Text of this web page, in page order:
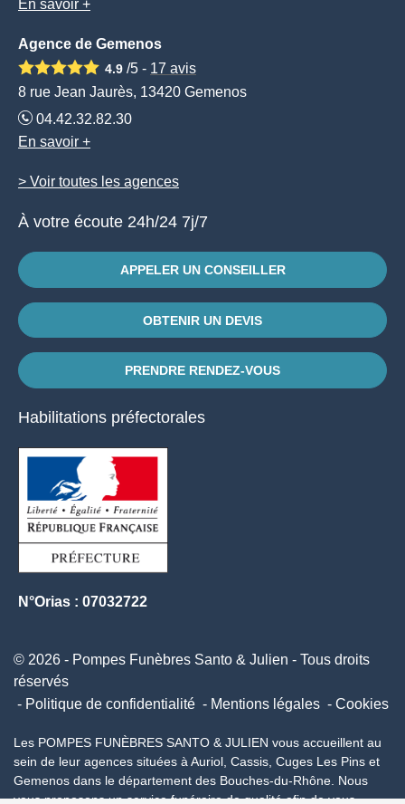
En savoir +
Agence de Gemenos
4.9 /5 - 17 avis
8 rue Jean Jaurès, 13420 Gemenos
04.42.32.82.30
En savoir +
> Voir toutes les agences
À votre écoute 24h/24 7j/7
APPELER UN CONSEILLER
OBTENIR UN DEVIS
PRENDRE RENDEZ-VOUS
Habilitations préfectorales
N°Orias : 07032722
© 2026 - Pompes Funèbres Santo & Julien - Tous droits
réservés
Politique de confidentialité
Mentions légales Cookies
Les POMPES FUNÈBRES SANTO & JULIEN vous accueillent au
sein de leur agences situées à Auriol, Cassis, Cuges Les Pins et
Gemenos dans le département des Bouches-du-Rhône. Nous
vous proposons un service funéraire de qualité afin de vous